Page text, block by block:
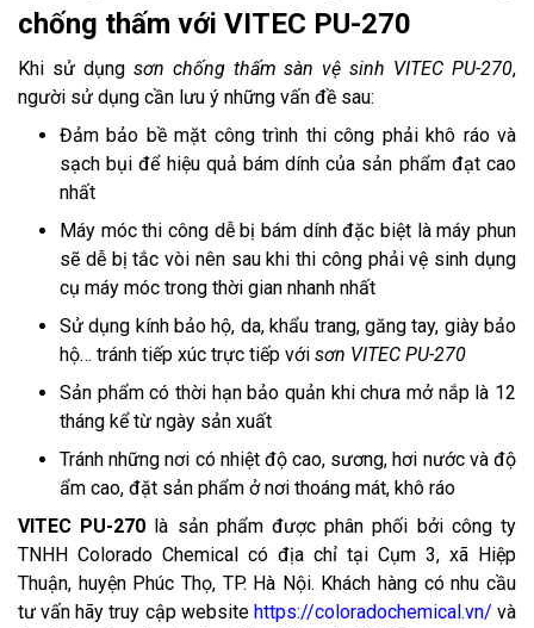
chống thấm với VITEC PU-270
Khi sử dụng sơn chống thấm sàn vệ sinh VITEC PU-270,
người sử dụng cần lưu ý những vấn đề sau:
Đảm bảo bề mặt công trình thi công phải khô ráo và
sạch bụi để hiệu quả bám dính của sản phẩm đạt cao
nhất
Máy móc thi công dễ bị bám dính đặc biệt là máy phun
sẽ dễ bị tắc vòi nên sau khi thi công phải vệ sinh dụng
cụ máy móc trong thời gian nhanh nhất
Sử dụng kính bảo hộ, da, khẩu trang, găng tay, giày bảo
hộ… tránh tiếp xúc trực tiếp với sơn VITEC PU-270
Sản phẩm có thời hạn bảo quản khi chưa mở nắp là 12
tháng kể từ ngày sản xuất
Tránh những nơi có nhiệt độ cao, sương, hơi nước và độ
ẩm cao, đặt sản phẩm ở nơi thoáng mát, khô ráo
VITEC PU-270 là sản phẩm được phân phối bởi công ty
TNHH Colorado Chemical có địa chỉ tại Cụm 3, xã Hiệp
Thuận, huyện Phúc Thọ, TP. Hà Nội. Khách hàng có nhu cầu
tư vấn hãy truy cập website https://coloradochemical.vn/ và